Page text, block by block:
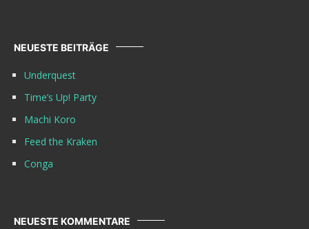
NEUESTE BEITRÄGE
Underquest
Time’s Up! Party
Machi Koro
Feed the Kraken
Conga
NEUESTE KOMMENTARE